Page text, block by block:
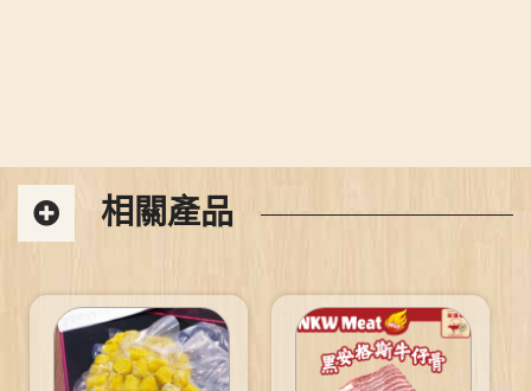
相關產品